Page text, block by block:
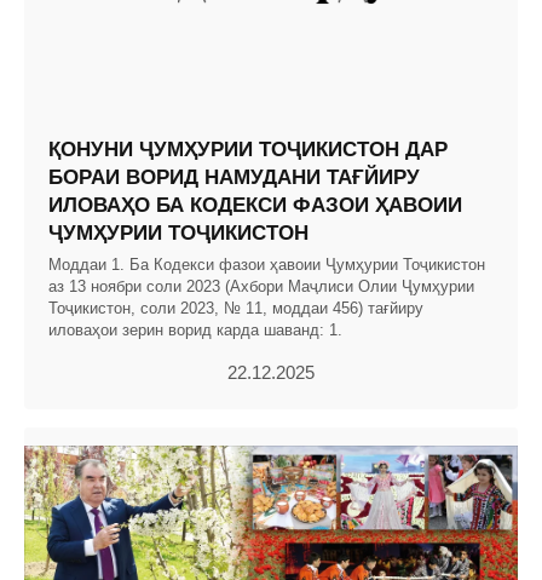
ҚОНУНИ ҶУМҲУРИИ ТОҶИКИСТОН ДАР
БОРАИ ВОРИД НАМУДАНИ ТАҒЙИРУ
ИЛОВАҲО БА КОДЕКСИ ФАЗОИ ҲАВОИИ
ҶУМҲУРИИ ТОҶИКИСТОН
Моддаи 1. Ба Кодекси фазои ҳавоии Ҷумҳурии Тоҷикистон
аз 13 ноябри соли 2023 (Ахбори Маҷлиси Олии Ҷумҳурии
Тоҷикистон, соли 2023, № 11, моддаи 456) тағйиру
иловаҳои зерин ворид карда шаванд: 1.
22.12.2025